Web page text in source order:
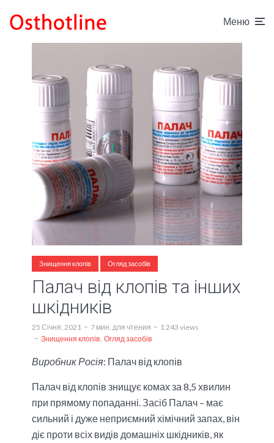
Меню
Знищення клопів Огляд засобів
Палач від клопів та інших
шкідників
25 Січня, 2021 7 мин. для чтения
1 243 views
Знищення клопів Огляд засобів
Виробник Росія: Палач від клопів
Палач від клопів знищує комах за 8,5 хвилин
при прямому попаданні. Засіб Палач – має
сильний і дуже неприємний хімічний запах, він
діє проти всіх видів домашніх шкідників, як